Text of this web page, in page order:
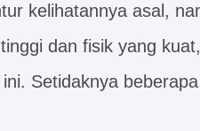
kelihatannya asal,
dan fisik yang
Setidaknya